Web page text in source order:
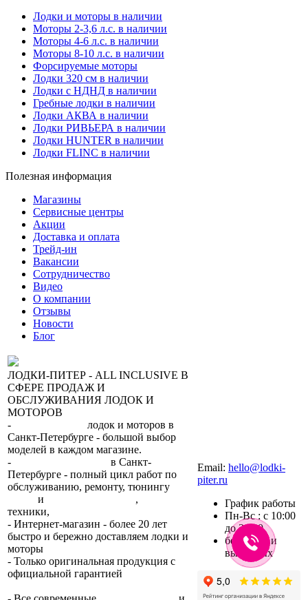
Лодки и моторы в наличии
Моторы 2-3,6 л.с. в наличии
Моторы 4-6 л.с. в наличии
Моторы 8-10 л.с. в наличии
Форсируемые моторы
Лодки 320 см в наличии
Лодки с НДНД в наличии
Гребные лодки в наличии
Лодки АКВА в наличии
Лодки РИВЬЕРА в наличии
Лодки HUNTER в наличии
Лодки FLINC в наличии
Полезная информация
Магазины
Сервисные центры
Акции
Доставка и оплата
Трейд-ин
Вакансии
Сотрудничество
Видео
О компании
Отзывы
Новости
Блог
ЛОДКИ-ПИТЕР - ALL INCLUSIVE В
СФЕРЕ ПРОДАЖ И
ОБСЛУЖИВАНИЯ ЛОДОК И
МОТОРОВ
-
лодок и моторов в
Санкт-Петербурге - большой выбор
моделей в каждом магазине.
-
в Санкт-
Петербурге - полный цикл работ по
обслуживанию, ремонту, тюнингу
и ,
техники,
- Интернет-магазин - более 20 лет
быстро и бережно доставляем лодки и
моторы
- Только оригинальная продукция с
официальной гарантией
Email: hello@lodki-
piter.ru
График работы
Пн-Вс : с 10:00
до 21:00
без обеда и
выходных